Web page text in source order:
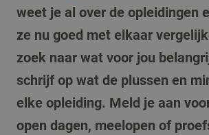
weet je al over de opleidingen
ze nu goed met elkaar
zoek naar wat voor jou
schrijf op wat de plussen en
elke opleiding. Meld je aan
open dagen, meelopen of